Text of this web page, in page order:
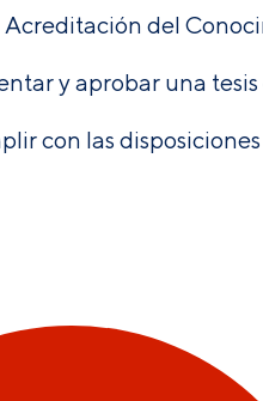
Acreditación del
y aprobar una
con las